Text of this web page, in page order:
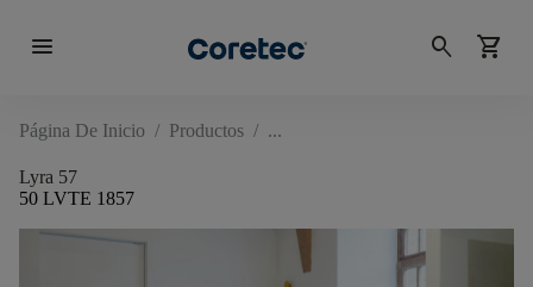
menu search shopping_cart
Página De Inicio / Productos /
Lyra 57
50 LVTE 1857